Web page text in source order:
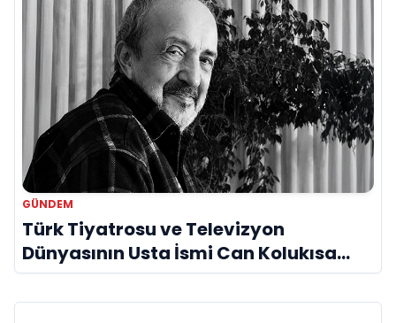
GÜNDEM
Türk Tiyatrosu ve Televizyon
Dünyasının Usta İsmi Can Kolukısa
Hayatını Kaybetti